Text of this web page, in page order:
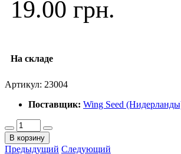
19.00 грн.
На складе
Артикул: 23004
Поставщик: Wing Seed
В корзину
Предыдущий Следующий